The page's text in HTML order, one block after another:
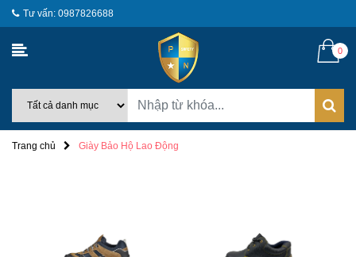
Tư vấn: 0987826688
0
Trang chủ Giày Bảo Hộ Lao Động